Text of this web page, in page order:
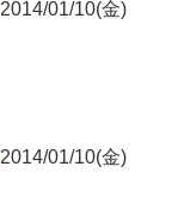
2014/01/10(金)
2014/01/10(金)